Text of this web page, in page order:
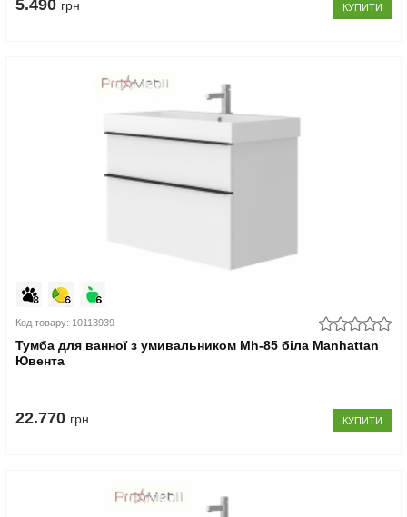
5.490 грн КУПИТИ
Код товару: 10113939
Тумба для ванної з умивальником Mh-85 біла Manhattan
Ювента
22.770 грн КУПИТИ